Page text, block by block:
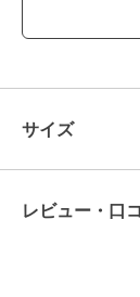
・配色ファスナ
・お友達とも被り
・ブラック…カジ
≪お気に入り登録
サイズ
レビュー・口